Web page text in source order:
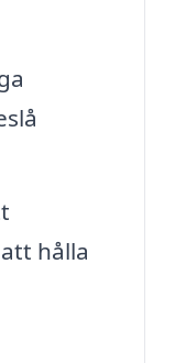
hålla